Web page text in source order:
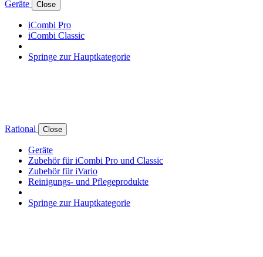
Geräte Close
iCombi Pro
iCombi Classic
Springe zur Hauptkategorie
Rational Close
Geräte
Zubehör für iCombi Pro und Classic
Zubehör für iVario
Reinigungs- und Pflegeprodukte
Springe zur Hauptkategorie